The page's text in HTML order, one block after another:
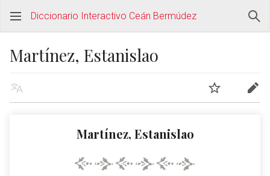
Diccionario Interactivo Ceán Bermúdez
Martínez, Estanislao
Martínez, Estanislao